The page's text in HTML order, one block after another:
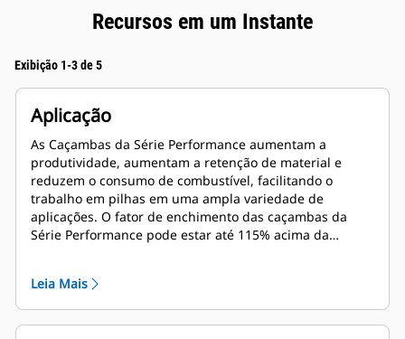
Recursos em um Instante
Exibição 1-3 de 5
Aplicação
As Caçambas da Série Performance aumentam a
produtividade, aumentam a retenção de material e
reduzem o consumo de combustível, facilitando o
trabalho em pilhas em uma ampla variedade de
aplicações. O fator de enchimento das caçambas da
Série Performance pode estar até 115% acima da
Leia Mais